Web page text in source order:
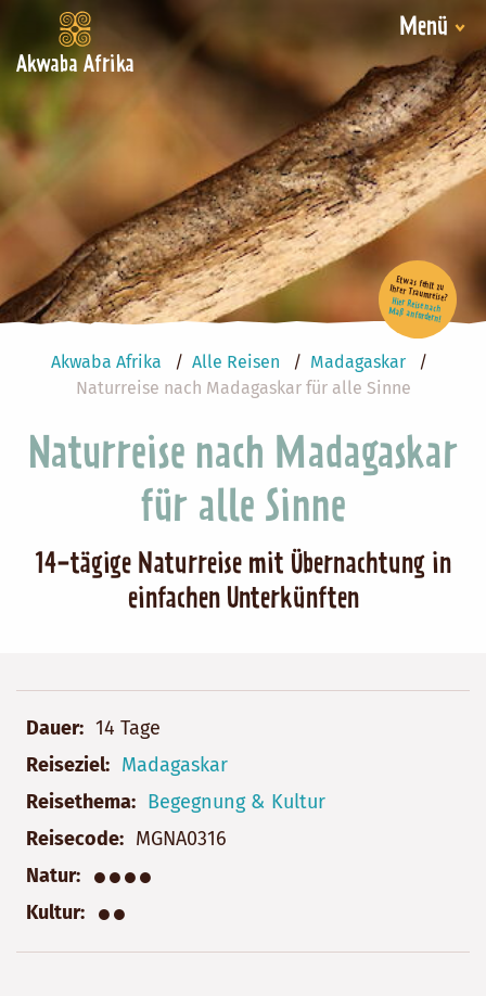
Akwaba Afrika
Menü
Akwaba Afrika Alle Reisen
Madagaskar
Naturreise nach Madagaskar für alle Sinne
Naturreise nach Madagaskar
für alle Sinne
14-tägige Naturreise mit Übernachtung in
einfachen Unterkünften
Etwas fehlt zu Ihrer Traumreise?
Hier Reise nach Maß anfordern!
Dauer
14 Tage
Reiseziel
Madagaskar
Reisethema
Begegnung & Kultur
Reisecode
MGNA0316
Natur
●●●●
Kultur ●●